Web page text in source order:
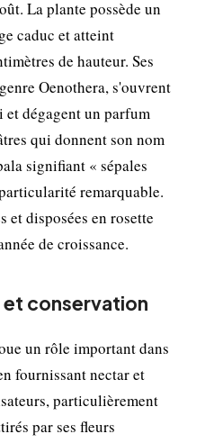
La plante possède un
caduc et atteint
de hauteur. Ses
Oenothera, s'ouvrent
dégagent un parfum
qui donnent son nom
signifiant « sépales
remarquable.
et disposées en rosette
de croissance.
conservation
un rôle important dans
fournissant nectar et
particulièrement
par ses fleurs